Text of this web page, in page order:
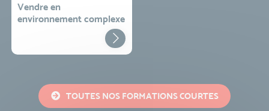
Vendre en
environnement complexe
TOUTES NOS FORMATIONS COURTES